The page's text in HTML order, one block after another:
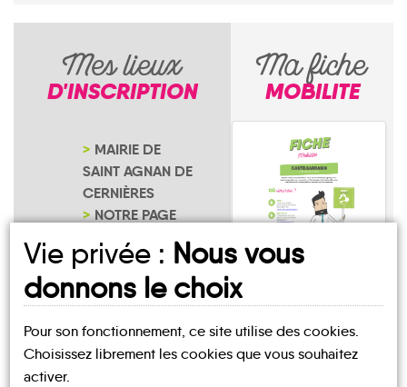
Mes lieux
D'INSCRIPTION
MAIRIE DE
SAINT AGNAN DE
CERNIÈRES
NOTRE PAGE
D'INSCRIPTION
Ma fiche
MOBILITE
Cernières
Vie privée : Nous vous
donnons le choix
Pour son fonctionnement, ce site utilise des cookies.
Choisissez librement les cookies que vous souhaitez
activer.